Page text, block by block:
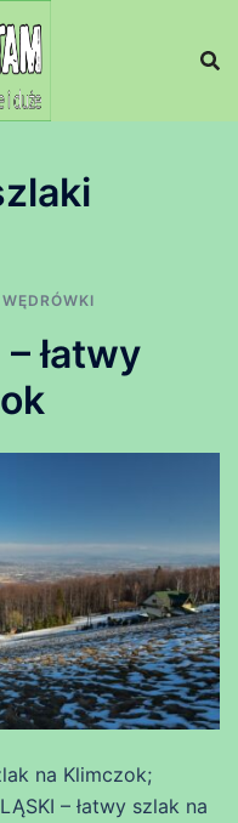
łatwy
na Klimczok;
– łatwy szlak na